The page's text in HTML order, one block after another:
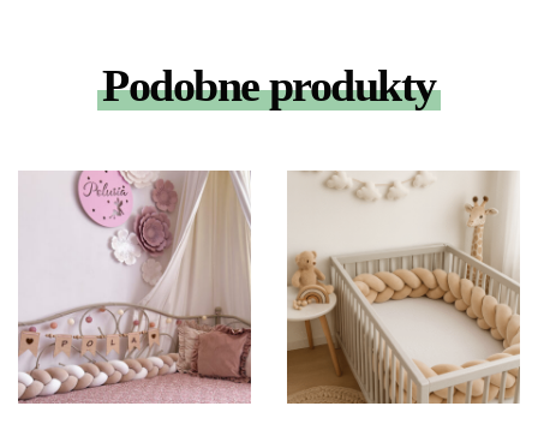
Podobne produkty